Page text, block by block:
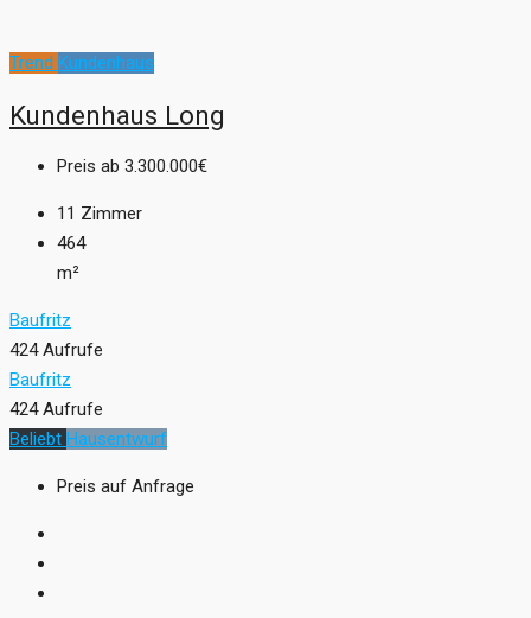
Trend Kundenhaus
Kundenhaus Long
Preis ab 3.300.000€
11 Zimmer
464
m²
Baufritz
424 Aufrufe
Baufritz
424 Aufrufe
Beliebt Hausentwurf
Preis auf Anfrage